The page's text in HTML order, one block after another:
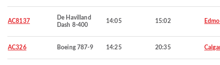
AC8137
De Havilland
Dash 8-400
14:05 15:02
AC326 Boeing 787-9 14:25 20:35